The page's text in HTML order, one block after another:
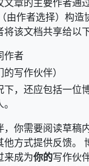
由作者选择）构造
该文档共享给以下
作者
写作伙伴）
下，还应包括一位
，你需要阅读草稿
他方式提供反馈。
来成为你的写作伙